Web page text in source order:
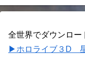
全世界でダウンロー
▶ホロライブ３D